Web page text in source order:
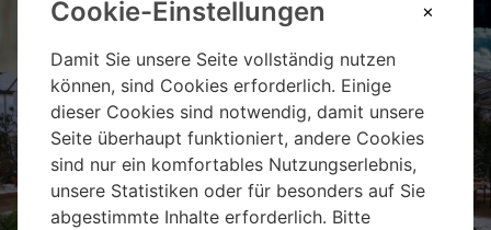
Cookie-Einstellungen
Damit Sie unsere Seite vollständig nutzen
können, sind Cookies erforderlich. Einige
dieser Cookies sind notwendig, damit unsere
Seite überhaupt funktioniert, andere Cookies
sind nur ein komfortables Nutzungserlebnis,
unsere Statistiken oder für besonders auf Sie
abgestimmte Inhalte erforderlich. Bitte
Weihnachtsmarkt Hirschstetten